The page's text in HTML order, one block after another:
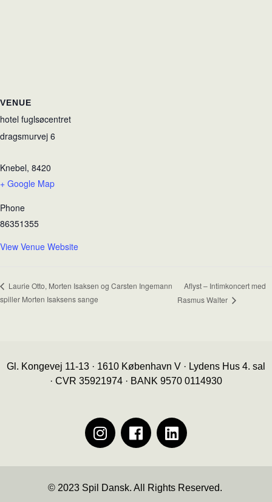
VENUE
hotel fuglsøcentret
dragsmurvej 6
Knebel, 8420
+ Google Map
Phone
86351355
View Venue Website
Laurie Otto, Morten Isaksen og Carsten Ingemann
spiller Morten Isaksens sange
Aflyst – Intimkoncert med
Rasmus Walter
Gl. Kongevej 11-13 · 1610 København V · Lydens Hus 4. sal
· CVR 35921974 · BANK 9570 0114930
© 2023 Spil Dansk. All Rights Reserved.